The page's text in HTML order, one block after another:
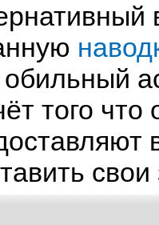
того